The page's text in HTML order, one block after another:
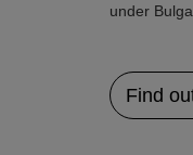
under
Find